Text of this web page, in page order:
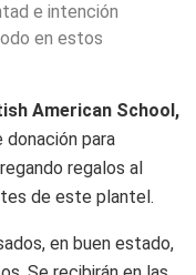
e intención
en estos
American School,
donación para
regalos al
de este plantel.
en buen estado,